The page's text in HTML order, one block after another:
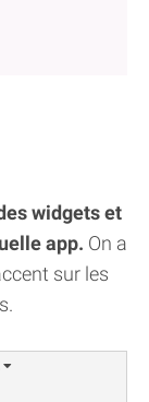
widgets et
app. On a
sur les